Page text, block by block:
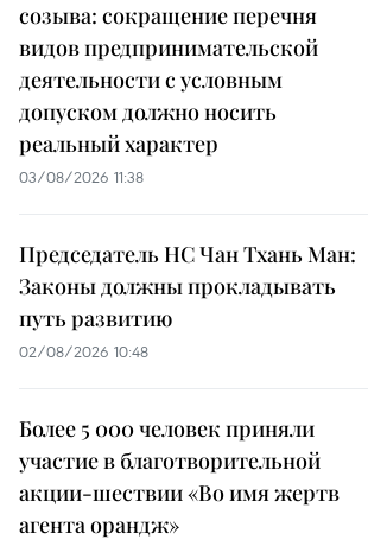
созыва: сокращение перечня
видов предпринимательской
деятельности с условным
допуском должно носить
реальный характер
03/08/2026 11:38
Председатель НС Чан Тхань Ман:
Законы должны прокладывать
путь развитию
02/08/2026 10:48
Более 5 000 человек приняли
участие в благотворительной
акции-шествии «Во имя жертв
агента орандж»